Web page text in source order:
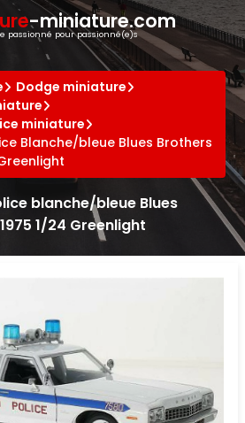
-miniature.com
passionné pour passionné(e)s
Dodge miniature
miniature
Blanche/bleue Blues Brothers
blanche/bleue Blues
1/24 Greenlight